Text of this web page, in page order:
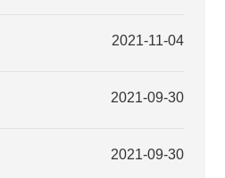
2021-11-04
2021-09-30
2021-09-30